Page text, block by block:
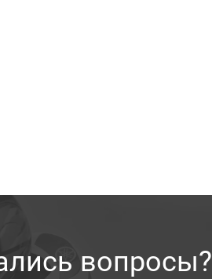
вопросы?